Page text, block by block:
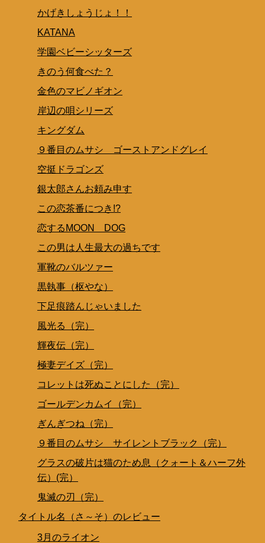
かげきしょうじょ！！
KATANA
学園ベビーシッターズ
きのう何食べた？
金色のマビノギオン
岸辺の唄シリーズ
キングダム
９番目のムサシ ゴーストアンドグレイ
空挺ドラゴンズ
銀太郎さんお頼み申す
この恋茶番につき!?
恋するMOON DOG
この男は人生最大の過ちです
軍靴のバルツァー
黒執事（枢やな）
下足痕踏んじゃいました
風光る（完）
輝夜伝（完）
極妻デイズ（完）
コレットは死ぬことにした（完）
ゴールデンカムイ（完）
ぎんぎつね（完）
９番目のムサシ サイレントブラック（完）
グラスの破片は猫のため息（クォート＆ハーフ外
伝）(完）
鬼滅の刃（完）
タイトル名（さ～そ）のレビュー
3月のライオン